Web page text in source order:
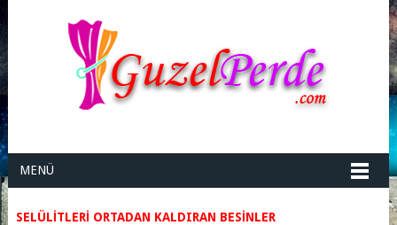
MENÜ
SELÜLITLERI ORTADAN KALDIRAN BESINLER